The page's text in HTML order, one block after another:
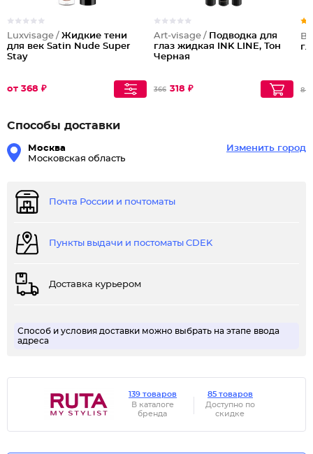
Luxvisage / Жидкие тени
для век Satin Nude Super
Stay
от 368 ₽
Art-visage / Подводка для
глаз жидкая INK LINE, Тон
Черная
366 318 ₽
Способы доставки
Москва
Московская область
Изменить город
Почта России и почтоматы
Пункты выдачи и постоматы CDEK
Доставка курьером
Способ и условия доставки можно выбрать на этапе ввода
адреса
139 товаров
В каталоге
бренда
85 товаров
Доступно по
скидке